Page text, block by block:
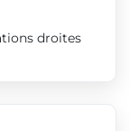
droites